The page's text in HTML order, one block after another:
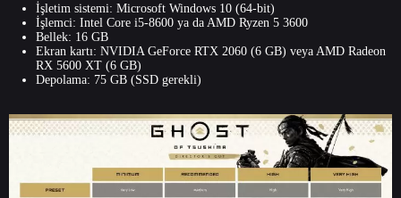
İşletim sistemi: Microsoft Windows 10 (64-bit)
İşlemci: Intel Core i5-8600 ya da AMD Ryzen 5 3600
Bellek: 16 GB
Ekran kartı: NVIDIA GeForce RTX 2060 (6 GB) veya AMD Radeon
RX 5600 XT (6 GB)
Depolama: 75 GB (SSD gerekli)